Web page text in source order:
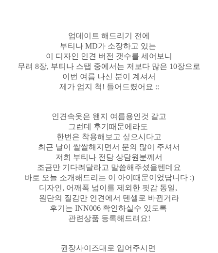
업데이트 해드리기 전에
부티나 MD가 소장하고 있는
이 디자인 인견 버전 갯수를 세어보니
무려 8장, 부티나 스탭 중에서는 저보다 많은 10장으로
이번 여름 나신 분이 계셔서
제가 엄지 척! 들어드렸어요 ::
인견속옷은 왠지 여름용인것 같고
그런데 후기때문에라도
한번은 착용해보고 싶으시다고
최근 날이 쌀쌀해지면서 문의 많이 주셔서
저희 부티나 전담 상담원분께서
조금만 기다려달라고 말씀해주셨을텐데요
바로 오늘 소개해드리는 이 아이때문이었답니다 :)
디자인, 어깨폭 넓이를 제외한 핏감 동일,
원단의 질감만 인견에서 텐셀로 바뀐거라
후기는 INN006 확인하실수 있도록
관련상품 등록해드려요!
권장사이즈대로 입어주시면